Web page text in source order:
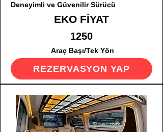
Deneyimli ve Güvenilir Sürücü
EKO FİYAT
1250
Araç Başı/Tek Yön
REZERVASYON YAP